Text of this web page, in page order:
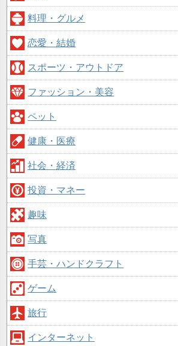
料理・グルメ
恋愛・結婚
スポーツ・アウトドア
ファッション・美容
ペット
健康・医療
社会・経済
投資・マネー
趣味
写真
手芸・ハンドクラフト
ゲーム
旅行
インターネット